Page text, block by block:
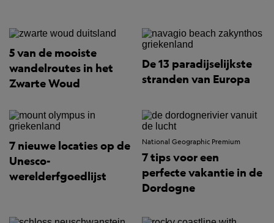
5 van de mooiste
wandelroutes in het
Zwarte Woud
De 13 paradijselijkste
stranden van Europa
7 nieuwe locaties op de
Unesco-
werelderfgoedlijst
National Geographic Premium
7 tips voor een
perfecte vakantie in de
Dordogne